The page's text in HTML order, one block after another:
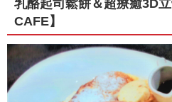
乳酪起司鬆餅＆超療癒3D
CAFE】